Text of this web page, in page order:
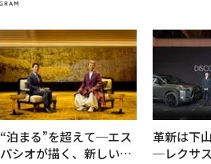
“泊まる”を超えて─エス
パシオが描く、新しい日
革新は下
─レクサ